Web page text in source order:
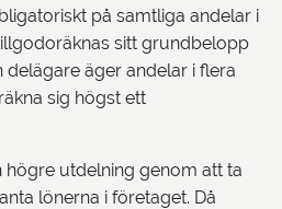
på samtliga andelar i
sitt grundbelopp
delägare äger andelar i flera
sig högst ett
högre utdelning genom att ta
lönerna i företaget. Då